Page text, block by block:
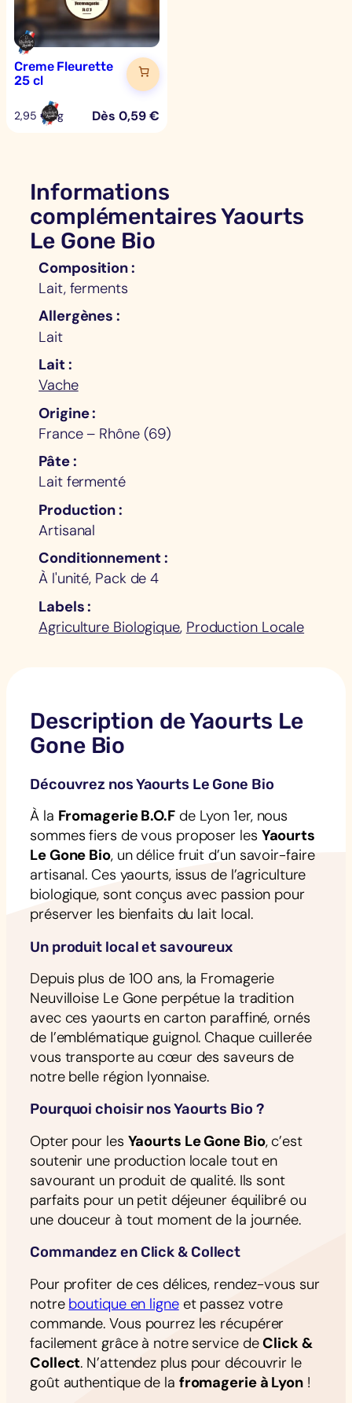
Creme Fleurette
25 cl
2,95 €/kg Dès0,59€
Informations
complémentaires Yaourts
Le Gone Bio
Composition
Lait, ferments
Allergènes
Lait
Lait
Vache
Origine
France – Rhône (69)
Pâte
Lait fermenté
Production
Artisanal
Conditionnement
À l'unité, Pack de 4
Labels
Agriculture Biologique, Production Locale
Description de Yaourts Le
Gone Bio
Découvrez nos Yaourts Le Gone Bio
À la Fromagerie B.O.Fde Lyon 1er, nous
sommes fiers de vous proposer les Yaourts
Le Gone Bio, un délice fruit d’un savoir-faire
artisanal. Ces yaourts, issus de l’agriculture
biologique, sont conçus avec passion pour
préserver les bienfaits du lait local.
Un produit local et savoureux
Depuis plus de 100 ans, la Fromagerie
Neuvilloise Le Gone perpétue la tradition
avec ces yaourts en carton paraffiné, ornés
de l’emblématique guignol. Chaque cuillerée
vous transporte au cœur des saveurs de
notre belle région lyonnaise.
Pourquoi choisir nos Yaourts Bio ?
Opter pour les Yaourts Le Gone Bio, c’est
soutenir une production locale tout en
savourant un produit de qualité. Ils sont
parfaits pour un petit déjeuner équilibré ou
une douceur à tout moment de la journée.
Commandez en Click & Collect
Pour profiter de ces délices, rendez-vous sur
notre boutique en ligneet passez votre
commande. Vous pourrez les récupérer
facilement grâce à notre service deClick &
Collect. N’attendez plus pour découvrir le
goût authentique de la fromagerie à Lyon !